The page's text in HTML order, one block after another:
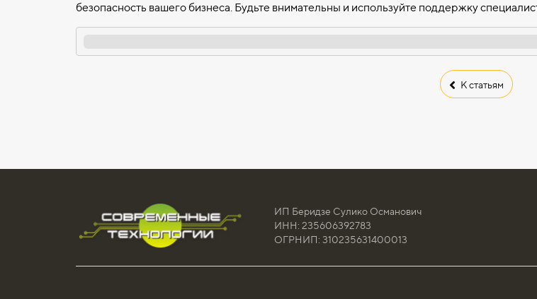
безопасность вашего бизнеса. Будьте внимательны и используйте поддержку
К статьям
ИП Беридзе Сулико Османович
ИНН: 235606392783
ОГРНИП: 310235631400013